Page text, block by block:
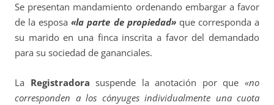
Se presentan mandamiento ordenando embargar a favor
de la esposa«la parte de propiedad»que corresponda a
su marido en una finca inscrita a favor del demandado
para su sociedad de gananciales.
La Registradora suspende la anotación por que«no
corresponden a los cónyuges individualmente una cuota